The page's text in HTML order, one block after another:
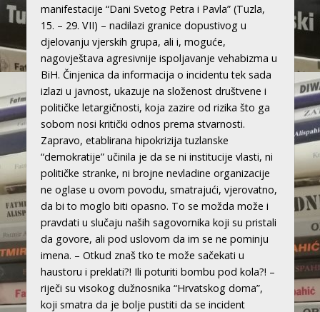
manifestacije “Dani Svetog Petra i Pavla” (Tuzla,
15. – 29. VII) – nadilazi granice dopustivog u
djelovanju vjerskih grupa, ali i, moguće,
nagovještava agresivnije ispoljavanje vehabizma u
BiH. Činjenica da informacija o incidentu tek sada
izlazi u javnost, ukazuje na složenost društvene i
političke letargičnosti, koja zazire od rizika što ga
sobom nosi kritički odnos prema stvarnosti.
Zapravo, etablirana hipokrizija tuzlanske
“demokratije” učinila je da se ni institucije vlasti, ni
političke stranke, ni brojne nevladine organizacije
ne oglase u ovom povodu, smatrajući, vjerovatno,
da bi to moglo biti opasno. To se možda može i
pravdati u slučaju naših sagovornika koji su pristali
da govore, ali pod uslovom da im se ne pominju
imena. – Otkud znaš tko te može sačekati u
haustoru i preklati?! Ili poturiti bombu pod kola?! –
riječi su visokog dužnosnika “Hrvatskog doma”,
koji smatra da je bolje pustiti da se incident